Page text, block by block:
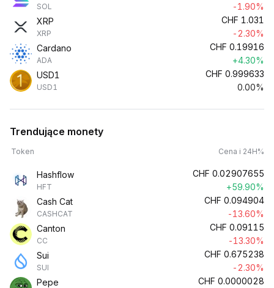
SOL
-1.90%
XRP
XRP
CHF 1.031
-2.30%
Cardano
ADA
CHF 0.19916
+4.30%
USD1
USD1
CHF 0.999633
0.00%
Trendujące monety
Token Cena i 24H%
Hashflow
HFT
CHF 0.02907655
+59.90%
Cash Cat
CASHCAT
CHF 0.094904
-13.60%
Canton
CC
CHF 0.09115
-13.30%
Sui
SUI
CHF 0.675238
-2.30%
Pepe
CHF 0.0000028